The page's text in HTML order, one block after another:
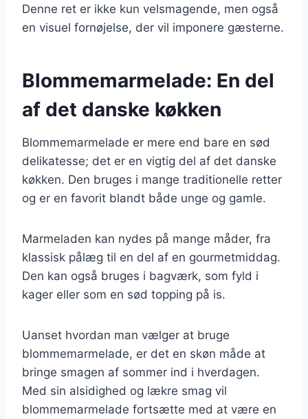
Denne ret er ikke kun velsmagende, men også
en visuel fornøjelse, der vil imponere gæsterne.
Blommemarmelade: En del
af det danske køkken
Blommemarmelade er mere end bare en sød
delikatesse; det er en vigtig del af det danske
køkken. Den bruges i mange traditionelle retter
og er en favorit blandt både unge og gamle.
Marmeladen kan nydes på mange måder, fra
klassisk pålæg til en del af en gourmetmiddag.
Den kan også bruges i bagværk, som fyld i
kager eller som en sød topping på is.
Uanset hvordan man vælger at bruge
blommemarmelade, er det en skøn måde at
bringe smagen af sommer ind i hverdagen.
Med sin alsidighed og lækre smag vil
blommemarmelade fortsætte med at være en